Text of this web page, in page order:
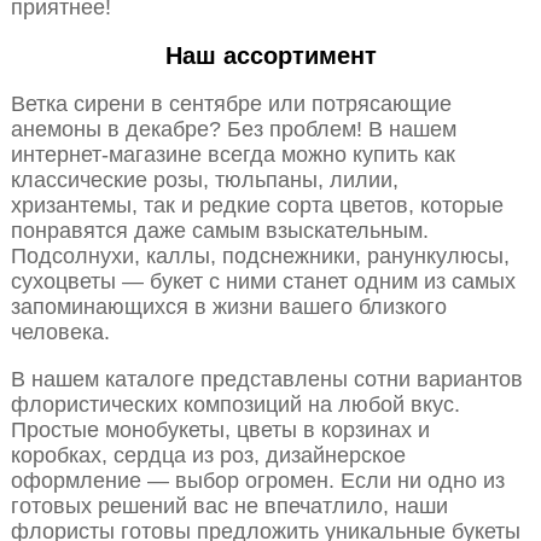
приятнее!
Наш ассортимент
Ветка сирени в сентябре или потрясающие
анемоны в декабре? Без проблем! В нашем
интернет-магазине всегда можно купить как
классические розы, тюльпаны, лилии,
хризантемы, так и редкие сорта цветов, которые
понравятся даже самым взыскательным.
Подсолнухи, каллы, подснежники, ранункулюсы,
сухоцветы — букет с ними станет одним из самых
запоминающихся в жизни вашего близкого
человека.
В нашем каталоге представлены сотни вариантов
флористических композиций на любой вкус.
Простые монобукеты, цветы в корзинах и
коробках, сердца из роз, дизайнерское
оформление — выбор огромен. Если ни одно из
готовых решений вас не впечатлило, наши
флористы готовы предложить уникальные букеты